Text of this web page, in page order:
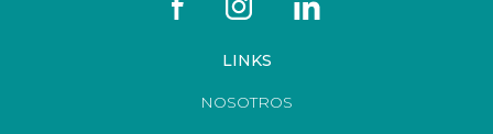
LINKS
NOSOTROS